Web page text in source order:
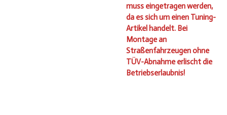
muss eingetragen werden,
da es sich um einen Tuning-
Artikel handelt. Bei
Montage an
Straßenfahrzeugen ohne
TÜV-Abnahme erlischt die
Betriebserlaubnis!